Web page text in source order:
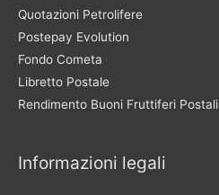
Quotazioni Petrolifere
Postepay Evolution
Fondo Cometa
Libretto Postale
Rendimento Buoni Fruttiferi Postali
Informazioni legali